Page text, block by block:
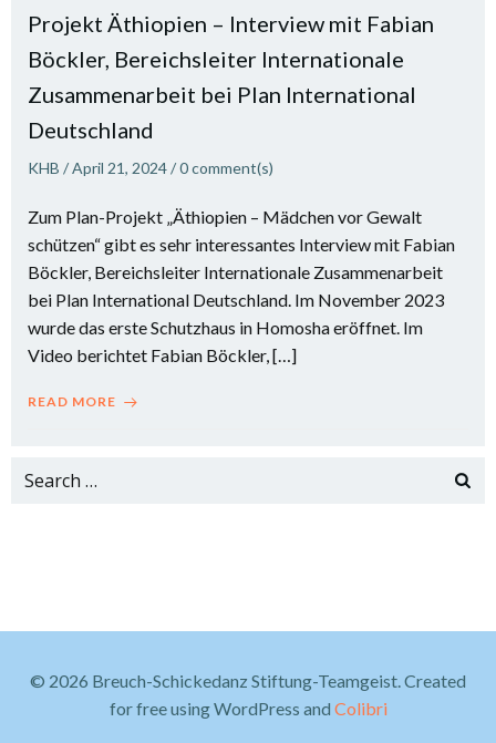
Projekt Äthiopien – Interview mit Fabian
Böckler, Bereichsleiter Internationale
Zusammenarbeit bei Plan International
Deutschland
KHB /April 21, 2024/0comment(s)
Zum Plan-Projekt „Äthiopien – Mädchen vor Gewalt
schützen“ gibt es sehr interessantes Interview mit Fabian
Böckler, Bereichsleiter Internationale Zusammenarbeit
bei Plan International Deutschland. Im November 2023
wurde das erste Schutzhaus in Homosha eröffnet. Im
Video berichtet Fabian Böckler, […]
READ MORE
Search
© 2026 Breuch-Schickedanz Stiftung-Teamgeist. Created
for free using WordPress and Colibri